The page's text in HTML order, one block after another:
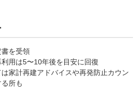
を受領
用は5〜10年後を目安に回復
家計再建アドバイスや再発防止カウン
所も